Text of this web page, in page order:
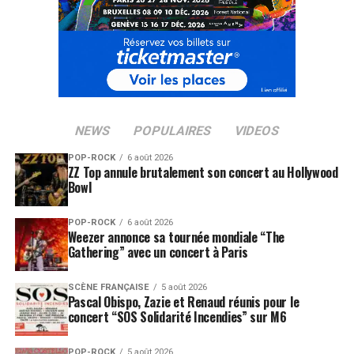
titres inédits issus de son nouvel album.
Billetterie : dates de mise en
vente et plateformes officielles
informations clés à retenir pour réserver vos places : La
préventesaura lieu à partir du
2026. Lavente généralese déroulera lejeudi 15
janvier 2026 à 12h00
les plateformes agréées comme
LES ALBUMS DE BRUNO MARS SONT DISPONIBLES
ICI
SUJETS ASSOCIÉS: BRUNO MARS
NEWS POPULAIRES VIDEOS
POP-ROCK 6 août 2026
ZZ Top annule brutalement son concert au Hollywood
Bowl
POP-ROCK 6 août 2026
Weezer annonce sa tournée mondiale “The
Gathering” avec un concert à Paris
SCÈNE FRANÇAISE 5 août 2026
Pascal Obispo, Zazie et Renaud réunis pour le
concert “SOS Solidarité Incendies” sur M6